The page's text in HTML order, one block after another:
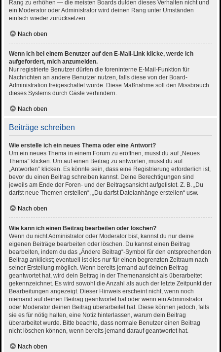
Rang zu erhöhen — die meisten Boards dulden dieses Verhalten nicht und
ein Moderator oder Administrator wird deinen Rang unter Umständen
einfach wieder zurücksetzen.
Nach oben
Wenn ich bei einem Benutzer auf den E-Mail-Link klicke, werde ich
aufgefordert, mich anzumelden.
Nur registrierte Benutzer dürfen die foreninterne E-Mail-Funktion für
Nachrichten an andere Benutzer nutzen, falls diese von der Board-
Administration freigeschaltet wurde. Diese Maßnahme soll den Missbrauch
dieses Systems durch Gäste verhindern.
Nach oben
Beiträge schreiben
Wie erstelle ich ein neues Thema oder eine Antwort?
Um ein neues Thema in einem Forum zu eröffnen, musst du auf „Neues
Thema“ klicken. Um auf einen Beitrag zu antworten, musst du auf
„Antworten“ klicken. Es könnte sein, dass eine Registrierung erforderlich ist,
bevor du einen Beitrag schreiben kannst. Deine Berechtigungen sind
jeweils am Ende der Foren- und der Beitragsansicht aufgelistet. Z. B. „Du
darfst neue Themen erstellen“, „Du darfst Dateianhänge erstellen“ usw.
Nach oben
Wie kann ich einen Beitrag bearbeiten oder löschen?
Wenn du nicht Administrator oder Moderator bist, kannst du nur deine
eigenen Beiträge bearbeiten oder löschen. Du kannst einen Beitrag
bearbeiten, indem du das „Ändere Beitrag“-Symbol für den entsprechenden
Beitrag anklickst; eventuell ist dies nur für einen begrenzten Zeitraum nach
seiner Erstellung möglich. Wenn bereits jemand auf deinen Beitrag
geantwortet hat, wird dein Beitrag in der Themenansicht als überarbeitet
gekennzeichnet. Es wird sowohl die Anzahl als auch der letzte Zeitpunkt der
Bearbeitungen angezeigt. Dieser Hinweis erscheint nicht, wenn noch
niemand auf deinen Beitrag geantwortet hat oder wenn ein Administrator
oder Moderator deinen Beitrag überarbeitet hat. Diese können jedoch, falls
sie es für nötig halten, eine Notiz hinterlassen, warum dein Beitrag
überarbeitet wurde. Bitte beachte, dass normale Benutzer einen Beitrag
nicht löschen können, wenn bereits jemand darauf geantwortet hat.
Nach oben